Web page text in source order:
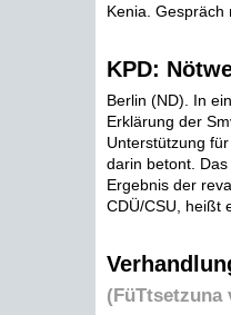
Kenia. Gespräch
KPD:
Berlin (ND). In
Erklärung der
Unterstützung
darin betont.
Ergebnis der
CDÜ/CSU, heißt
(FüTtsetzuna